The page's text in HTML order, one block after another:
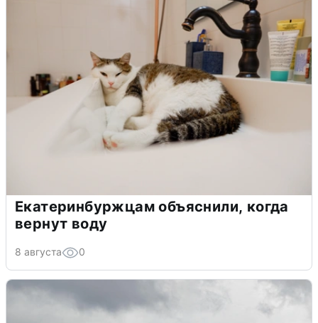
Екатеринбуржцам объяснили, когда
вернут воду
8 августа 0